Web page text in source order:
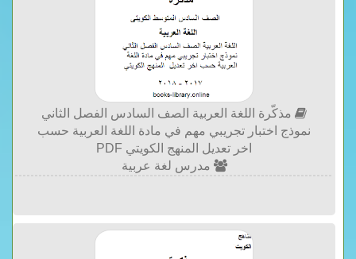
مذكّرة اللغة العربية الصف السادس الفصل الثاني
نموذج اختبار تجريبي مهم في مادة اللغة العربية حسب
اخر تعديل المنهج الكويتي PDF
مدرس لغة عربية